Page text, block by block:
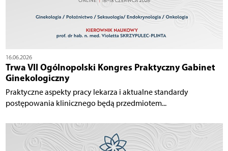
16.06.2026
Trwa VII Ogólnopolski Kongres Praktyczny Gabinet
Ginekologiczny
Praktyczne aspekty pracy lekarza i aktualne standardy
postępowania klinicznego będą przedmiotem...